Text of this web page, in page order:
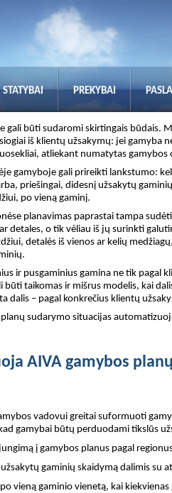
STATYBAI PREKYBAI
gali būti sudaromi skirtingais būdais.
iš klientų užsakymų: jei gamyba
atliekant numatytas gamybos
gamyboje gali prireikti lankstumo:
priešingai, didesnį užsakytų
po vieną gaminį.
planavimas paprastai tampa
detales, o tik vėliau iš jų surinkti
detalės iš vienos ar kelių
ir pusgaminius gamina ne tik pagal
būti taikomas ir mišrus modelis, kai
dalis – pagal konkrečius klientų
sudarymo situacijas
AIVA gamybos
vadovui greitai suformuoti
gamybai būtų perduodami tikslūs
į gamybos planus pagal
gaminių skaidymą dalimis su
vieną gaminio vienetą, kai